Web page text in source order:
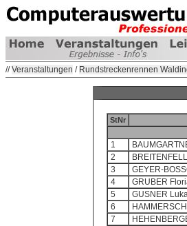
//Veranstaltungen / Rundstreckenrennen
StNr
1
2
3
GEYER-
4
GRUBER
5
GUSNER
6
7